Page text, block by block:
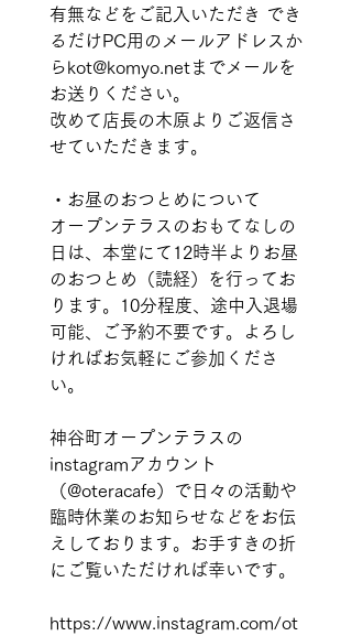
有無などをご記入いただき でき
るだけPC用のメールアドレスか
らkot@komyo.netまでメールを
お送りください。
改めて店長の木原よりご返信さ
せていただきます。
・お昼のおつとめについて
オープンテラスのおもてなしの
日は、本堂にて12時半よりお昼
のおつとめ（読経）を行ってお
ります。10分程度、途中入退場
可能、ご予約不要です。よろし
ければお気軽にご参加くださ
い。
神谷町オープンテラスの
instagramアカウント
（@oteracafe）で日々の活動や
臨時休業のお知らせなどをお伝
えしております。お手すきの折
にご覧いただければ幸いです。
https://www.instagram.com/ot